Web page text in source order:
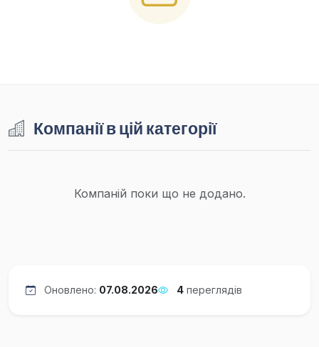
Компанії в цій категорії
Компаній поки що не додано.
Оновлено: 07.08.2026 4 переглядів